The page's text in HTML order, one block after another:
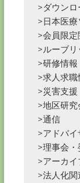
>ダウンロ
>日本医
>会員限定
>ルーブリ
>研修情報
>求人求職
>災害支援
>地区研究
>通信
>アドバ
>理事会・
>アーカイ
>法人化関